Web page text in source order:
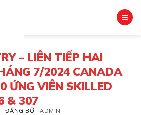
– LIÊN TIẾP HAI
7/2024 CANADA
ỨNG VIÊN SKILLED
& 307
-ĐĂNG BỞI:ADMIN